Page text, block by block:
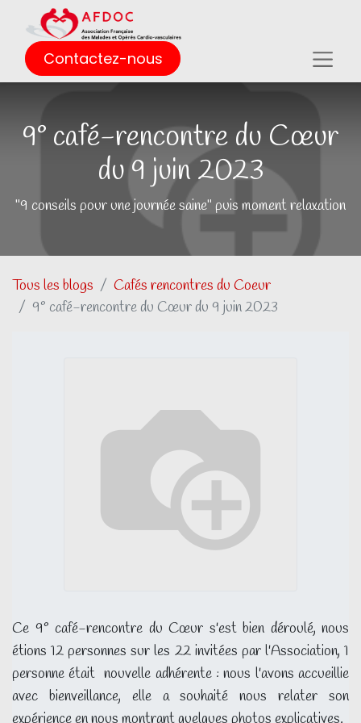
Contactez-nous
9° café-rencontre du Cœur
du 9 juin 2023
"9 conseils pour une journée saine" puis moment relaxation
Tous les blogs
Cafés rencontres du Coeur
9° café-rencontre du Cœur du 9 juin 2023
Ce 9° café-rencontre du Cœur s'est bien déroulé, nous
étions 12 personnes sur les 22 invitées par l'Association, 1
personne était nouvelle adhérente : nous l'avons accueillie
avec bienveillance, elle a souhaité nous relater son